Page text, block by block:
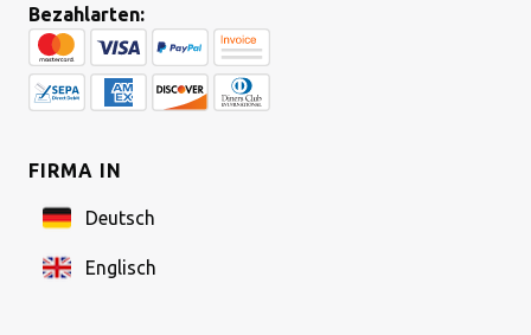
Bezahlarten:
FIRMA IN
Deutsch
Englisch